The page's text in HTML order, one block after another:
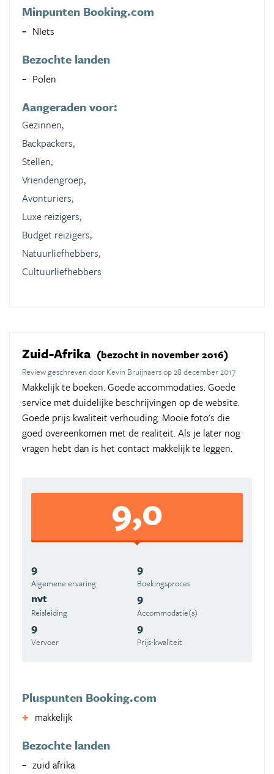
Minpunten Booking.com
NIets
Bezochte landen
Polen
Aangeraden voor:
Gezinnen,
Backpackers,
Stellen,
Vriendengroep,
Avonturiers,
Luxe reizigers,
Budget reizigers,
Natuurliefhebbers,
Cultuurliefhebbers
Zuid-Afrika (bezocht in november 2016)
Review geschreven door Kevin Bruijnaers op 28 december 2017
Makkelijk te boeken. Goede accommodaties. Goede
service met duidelijke beschrijvingen op de website.
Goede prijs kwaliteit verhouding. Mooie foto's die
goed overeenkomen met de realiteit. Als je later nog
vragen hebt dan is het contact makkelijk te leggen.
9,0
9
Algemene ervaring
9
Boekingsproces
nvt
Reisleiding
9
Accommodatie(s)
9
Vervoer
9
Prijs-kwaliteit
Pluspunten Booking.com
makkelijk
Bezochte landen
zuid afrika